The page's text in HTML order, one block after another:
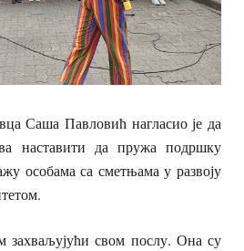
Саша Павловић нагласио је да
наставити да пружа подршку
особама са сметњама у развоју
захваљујући свом послу. Она су